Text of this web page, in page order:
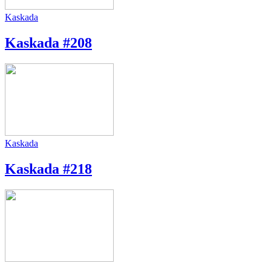
Kaskada
Kaskada #208
Kaskada
Kaskada #218